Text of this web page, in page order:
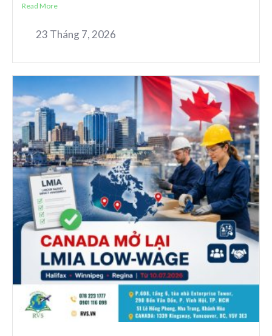
Read More
23 Tháng 7, 2026